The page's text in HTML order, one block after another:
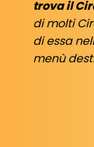
trova il
di molti
di essa
menù